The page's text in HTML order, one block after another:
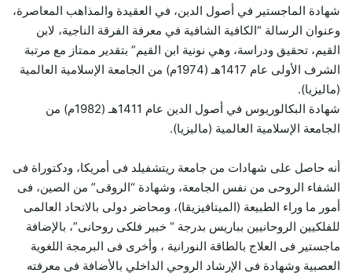
شهادة الماجستير في أصول الدين، في العقيدة والمذاهب المعاصرة،
وعنوان الرسالة “الكافية الشافية في معرفة الفرقة الناجية، لابن
القيم، تحقيق ودراسة، وهي نونية ابن القيم” بتقدير ممتاز مع مرتبة
الشرف الأولى عام 1417هـ (1974م) من الجامعة الإسلامية العالمية
(ماليزيا).
شهادة البكالوريوس في أصول الدين عام 1411هـ (1982م) من
الجامعة الإسلامية العالمية (ماليزيا).
أنه حاصل على شهادات من جامعة ريتشفيلد فى أمريكا، ودكتوراة فى
الشفاء الروحى من نفس الجامعة، وشهادة “الروقى” من الصين، فى
أمور ما وراء الطبيعة (الميتافيزيقا)، ومحاضر دولى بالاتحاد العالمى
للفلكيين الروحانيين بباريس بدرجة “ خبير فلكى روحانى”، بالإضافة
ماجستير فى العلاج بالطاقة النورانية ، وأخرى فى البرمجة اللغوية
العصبية وشهادة فى الإرشاد الروحي الداخلي بالأضافة فى معرفته